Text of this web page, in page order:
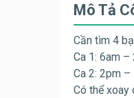
Mô Tả
Cần tìm 4
Ca 1: 6am
Ca 2: 2pm
Có thể xoay